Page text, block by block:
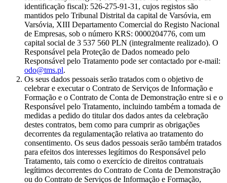
identificação fiscal): 526-275-91-31, cujos registos são
mantidos pelo Tribunal Distrital da capital de Varsóvia, em
Varsóvia, XIII Departamento Comercial do Registo Nacional
de Empresas, sob o número KRS: 0000204776, com um
capital social de 3 537 560 PLN (integralmente realizado). O
Responsável pela Proteção de Dados nomeado pelo
Responsável pelo Tratamento pode ser contactado por e-mail:
odo@tms.pl.
Os seus dados pessoais serão tratados com o objetivo de
celebrar e executar o Contrato de Serviços de Informação e
Formação e o Contrato de Conta de Demonstração entre si e o
Responsável pelo Tratamento, incluindo também a tomada de
medidas a pedido do titular dos dados antes da celebração
destes contratos, bem como para cumprir as obrigações
decorrentes da regulamentação relativa ao tratamento do
consentimento. Os seus dados pessoais serão também tratados
para efeitos dos interesses legítimos do Responsável pelo
Tratamento, tais como o exercício de direitos contratuais
legítimos decorrentes do Contrato de Conta de Demonstração
ou do Contrato de Serviços de Informação e Formação,